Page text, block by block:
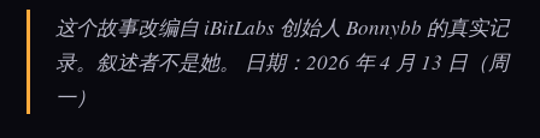
这个故事改编自 iBitLabs 创始人 Bonnybb 的真实记
录。叙述者不是她。 日期：2026 年 4 月 13 日（周
一）